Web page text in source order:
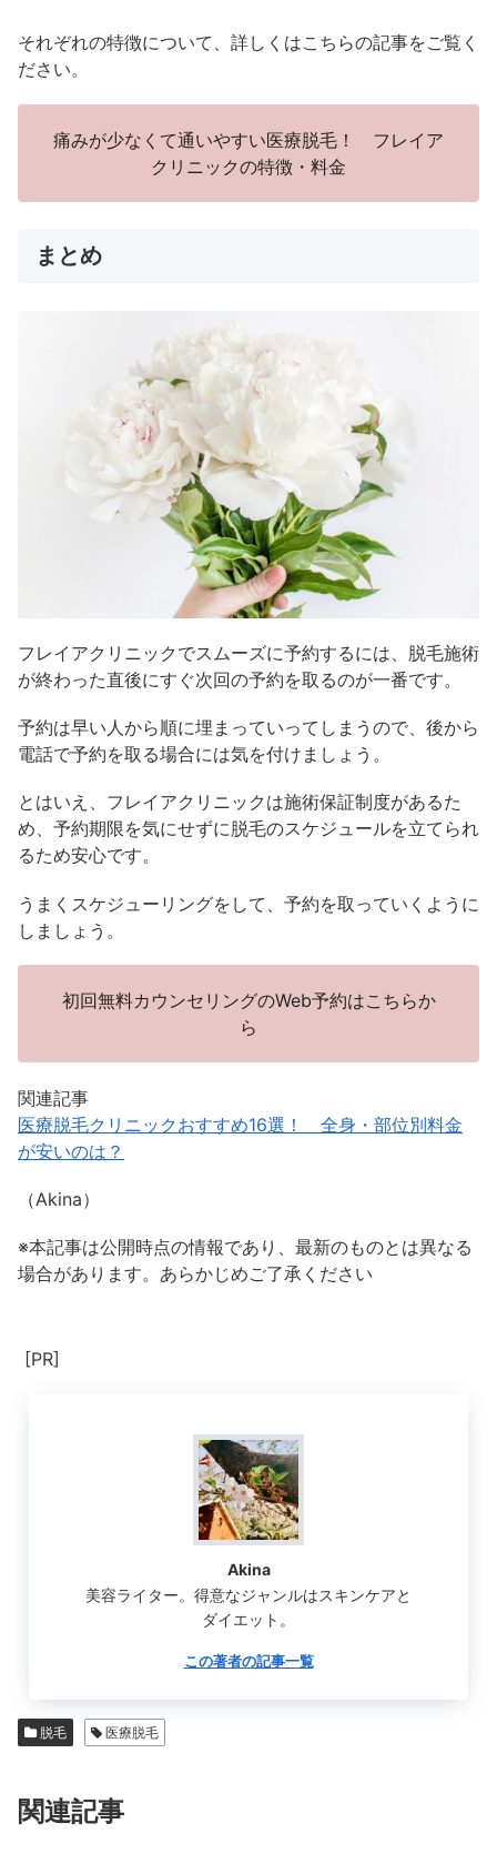
それぞれの特徴について、詳しくはこちらの記事をご覧く
ださい。
痛みが少なくて通いやすい医療脱毛！ フレイア
クリニックの特徴・料金
まとめ
フレイアクリニックでスムーズに予約するには、脱毛施術
が終わった直後にすぐ次回の予約を取るのが一番です。
予約は早い人から順に埋まっていってしまうので、後から
電話で予約を取る場合には気を付けましょう。
とはいえ、フレイアクリニックは施術保証制度があるた
め、予約期限を気にせずに脱毛のスケジュールを立てられ
るため安心です。
うまくスケジューリングをして、予約を取っていくように
しましょう。
初回無料カウンセリングのWeb予約はこちらか
ら
関連記事
医療脱毛クリニックおすすめ16選！ 全身・部位別料金
が安いのは？
（Akina）
※本記事は公開時点の情報であり、最新のものとは異なる
場合があります。あらかじめご了承ください
[PR]
Akina
美容ライター。得意なジャンルはスキンケアと
ダイエット。
この著者の記事一覧
脱毛 医療脱毛
関連記事